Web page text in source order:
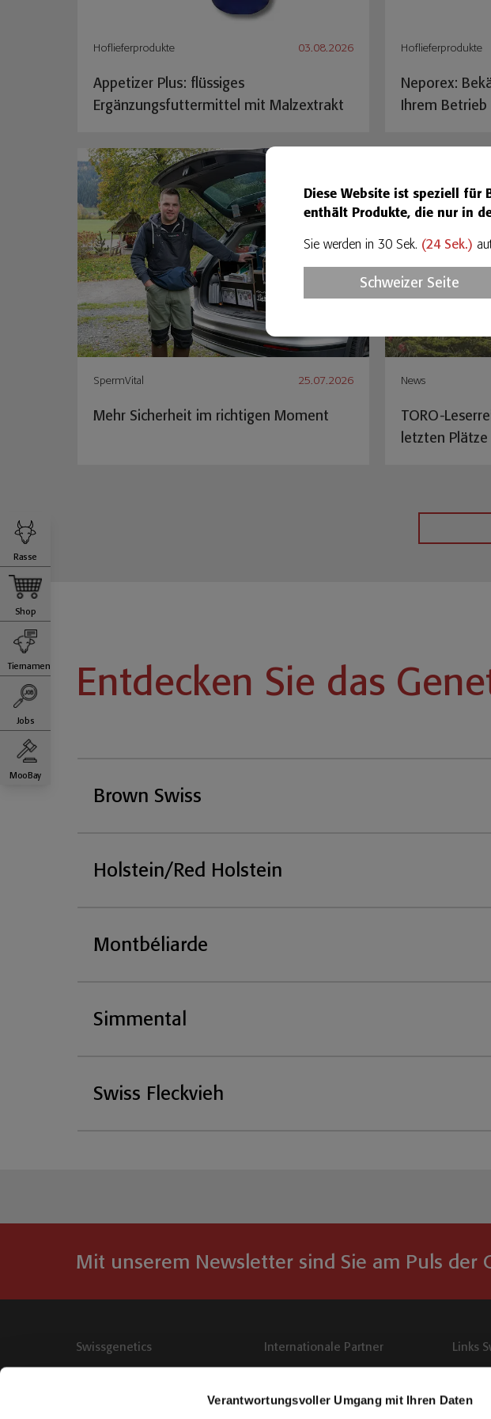
Verantwortungsvoller Umgang mit Ihren Daten
Diese Website ist speziell für
enthält Produkte, die nur in
Sie werden in 30 Sek. (24Sek.)
Schweizer Seite
Hoflieferprodukte 03.08.2026
Appetizer Plus: flüssiges
Ergänzungsfuttermittel mit Malzextrakt
Hoflieferprodukte
Neporex:
Ihrem Betrieb
SpermVital 25.07.2026
Mehr Sicherheit im richtigen Moment
News
TORO-
letzten Plätze
Entdecken Sie das
Brown Swiss
Holstein/Red Holstein
Montbéliarde
Simmental
Swiss Fleckvieh
Rasse
Shop
Tiernamen
Jobs
MooBay
Mit unserem Newsletter sind Sie am Puls der
Swissgenetics Internationale Partner Links
Die